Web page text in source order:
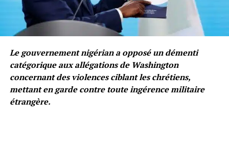
Le gouvernement nigérian a opposé un démenti
catégorique aux allégations de Washington
concernant des violences ciblant les chrétiens,
mettant en garde contre toute ingérence militaire
étrangère.